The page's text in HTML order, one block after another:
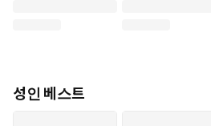
성인 베스트